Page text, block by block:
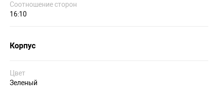
Соотношение сторон
16:10
Корпус
Цвет
Зеленый